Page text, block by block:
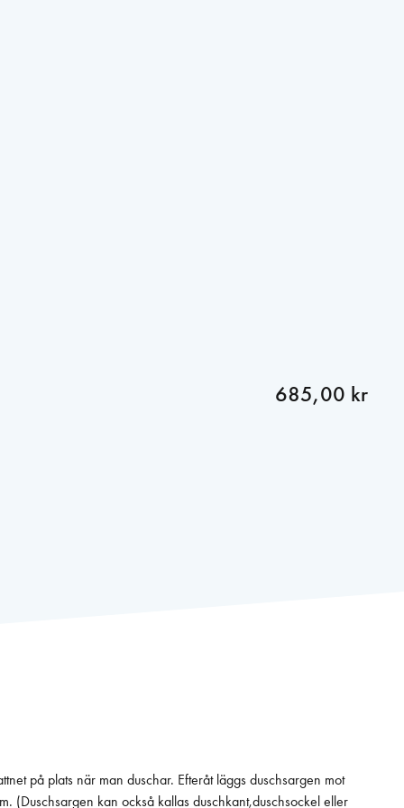
685,00 kr
på plats när man duschar. Efteråt läggs duschsargen mot
(Duschsargen kan också kallas duschkant,duschsockel eller